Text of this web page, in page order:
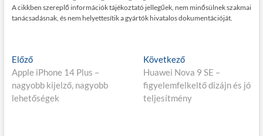
A cikkben szereplő információk tájékoztató jellegűek, nem minősülnek szakmai
tanácsadásnak, és nem helyettesítik a gyártók hivatalos dokumentációját.
Bejegyzés
navigáció
ElőzőE
l
ő
z
Apple iPhone 14 Plus –
nagyobb kijelző, nagyobb
lehetőségek
KövetkezőK
ö
v
e
Huawei Nova 9 SE –
figyelemfelkeltő dizájn és jó
teljesítmény